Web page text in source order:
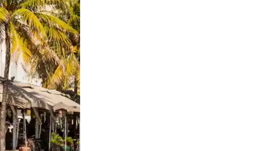
認することができます。